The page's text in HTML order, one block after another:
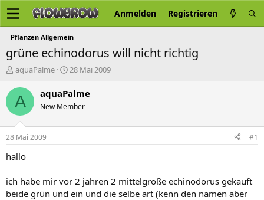
Anmelden Registrieren
Pflanzen Allgemein
grüne echinodorus will nicht richtig
E
s
t
e
r
aquaPalme
E
s
e
t
28 Mai 2009
A aquaPalme
New Member
28 Mai 2009 #1
hallo
ich habe mir vor 2 jahren 2 mittelgroße echinodorus gekauft
beide grün und ein und die selbe art (kenn den namen aber